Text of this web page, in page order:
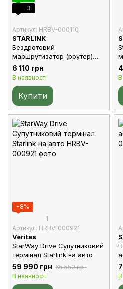
3
Артикул: HRBV-000110
STARLINK
Бездротовий
маршрутизатор (роутер)
StarLink Mesh Router V2
6 110 грн
В наявності
Купити
В
−8%
1
Артикул: HRBV-000921
Veritas
StarWay Drive Супутниковий
термінал Starlink на авто
59 990 грн 65 550 грн
В наявності
В